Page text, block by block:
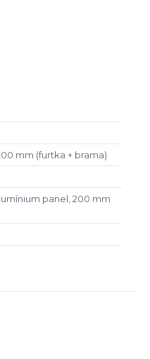
mm (furtka + brama)
panel, 200 mm